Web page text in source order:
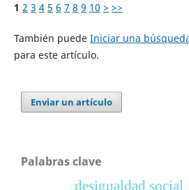
1 2 3 4 5 6 7 8 9 10 > >>
También puede Iniciar una
para este artículo.
Enviar un artículo
Palabras clave
desigualdad social